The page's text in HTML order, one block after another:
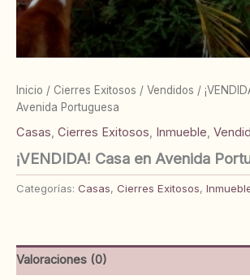
Inicio / Cierres Exitosos / Vendidos /
Avenida Portuguesa
Casas, Cierres Exitosos, Inmueble,
¡VENDIDA! Casa en Avenida
Categorías: Casas, Cierres Exitosos,
Valoraciones (0)